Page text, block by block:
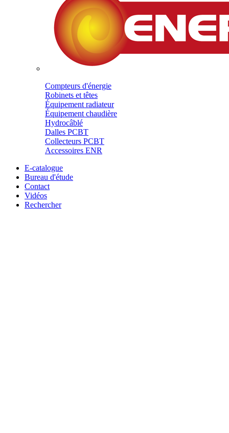
Compteurs d'énergie
Robinets et têtes
Équipement radiateur
Équipement chaudière
Hydrocâblé
Dalles PCBT
Collecteurs PCBT
Accessoires ENR
E-catalogue
Bureau d'étude
Contact
Vidéos
Rechercher